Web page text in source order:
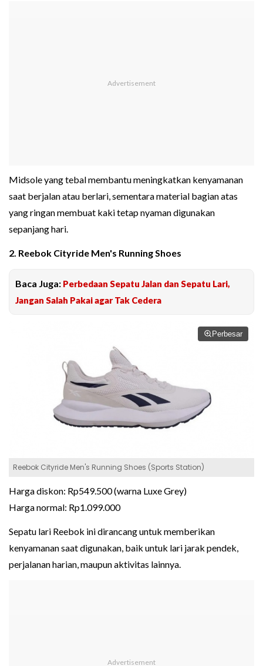
Midsole yang tebal membantu meningkatkan kenyamanan
saat berjalan atau berlari, sementara material bagian atas
yang ringan membuat kaki tetap nyaman digunakan
sepanjang hari.
2. Reebok Cityride Men's Running Shoes
Baca Juga: Perbedaan Sepatu Jalan dan Sepatu Lari,
Jangan Salah Pakai agar Tak Cedera
Perbesar
Reebok Cityride Men's Running Shoes (Sports Station)
Harga diskon: Rp549.500 (warna Luxe Grey)
Harga normal: Rp1.099.000
Sepatu lari Reebok ini dirancang untuk memberikan
kenyamanan saat digunakan, baik untuk lari jarak pendek,
perjalanan harian, maupun aktivitas lainnya.